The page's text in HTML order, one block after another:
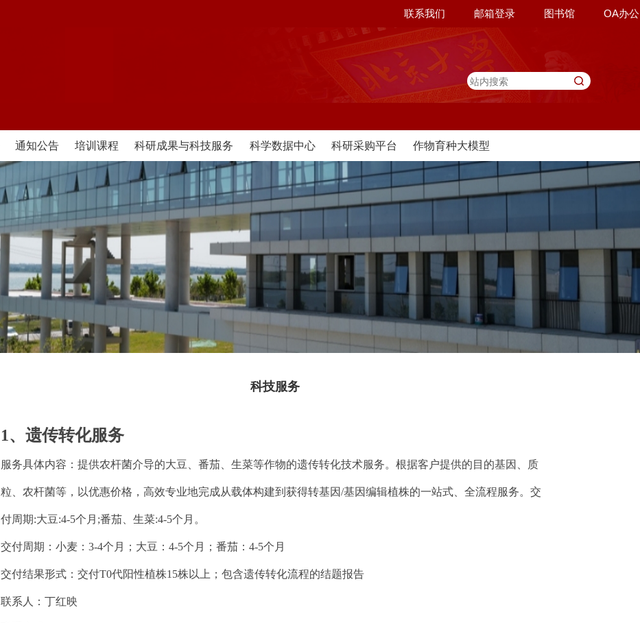
OA办公
图书馆
邮箱登录
联系我们
通知公告 培训课程 科研成果与科技服务 科学数据中心 科研采购平台 作物育种大模型
科技服务
1、遗传转化服务
服务具体内容：提供农杆菌介导的大豆、番茄、生菜等作物的遗传转化技术服务。根据客户提供的目的基因、质
粒、农杆菌等，以优惠价格，高效专业地完成从载体构建到获得转基因/基因编辑植株的一站式、全流程服务。交
付周期:大豆:4-5个月;番茄、生菜:4-5个月。
交付周期：小麦：3-4个月；大豆：4-5个月；番茄：4-5个月
交付结果形式：交付T0代阳性植株15株以上；包含遗传转化流程的结题报告
联系人：丁红映